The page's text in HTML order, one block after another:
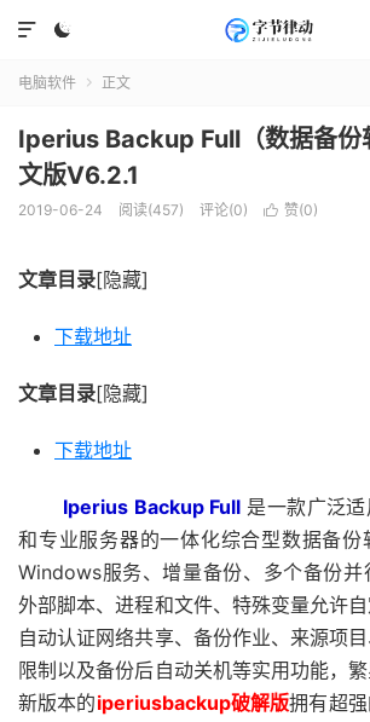


电脑软件  正文
Iperius Backup Full（数据备份
文版V6.2.1
2019-06-24 阅读(457) 评论(0)  赞(0)
文章目录[隐藏]
下载地址
文章目录[隐藏]
下载地址
Iperius Backup Full 是一款广泛
和专业服务器的一体化综合型数据备份
Windows服务、增量备份、多个备份并
外部脚本、进程和文件、特殊变量允许自
自动认证网络共享、备份作业、来源项
限制以及备份后自动关机等实用功能，
新版本的iperiusbackup破解版拥有超